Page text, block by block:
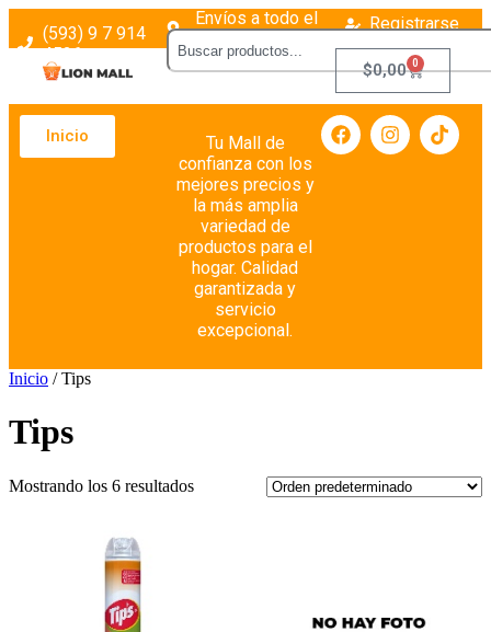
(593) 9 7 914
4526
Envíos a todo el
Registrarse
Login
$0,00 0
Inicio
Tu Mall de
confianza con los
mejores precios y
la más amplia
variedad de
productos para el
hogar. Calidad
garantizada y
servicio
excepcional.
Inicio / Tips
Tips
Mostrando los 6 resultados